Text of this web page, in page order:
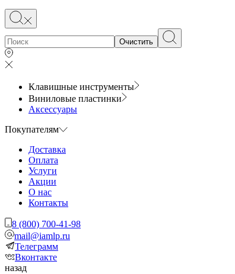
Очистить
Клавишные инструменты
Виниловые пластинки
Аксессуары
Покупателям
Доставка
Оплата
Услуги
Акции
О нас
Контакты
8 (800) 700-41-98
mail@iamlp.ru
Телеграмм
Вконтакте
назад